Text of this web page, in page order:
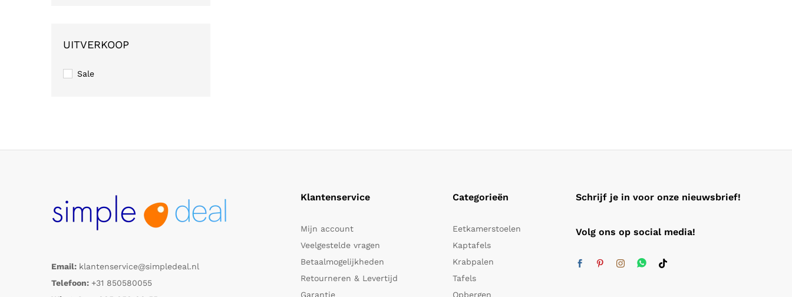
UITVERKOOP
Sale
Email: klantenservice@simpledeal.nl
Telefoon: +31 850580055
Klantenservice
Mijn account
Veelgestelde vragen
Betaalmogelijkheden
Retourneren & Levertijd
Garantie
Categorieën
Eetkamerstoelen
Kaptafels
Krabpalen
Tafels
Opbergen
Schrijf je in voor onze nieuwsbrief!
Volg ons op social media!